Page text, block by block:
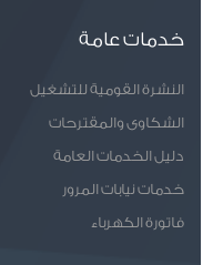
خدمات عامة
النشرة القومية للتشغيل
الشكاوى والمقترحات
دليل الخدمات العامة
خدمات نيابات المرور
فاتورة الكهرباء